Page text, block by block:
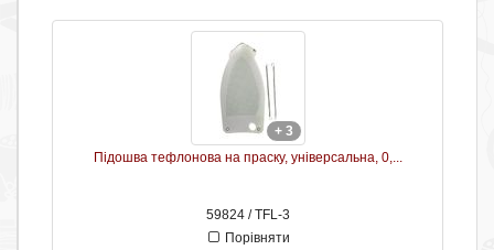
+ 3
Підошва тефлонова на праску, універсальна, 0,...
59824 / TFL-3
Порівняти